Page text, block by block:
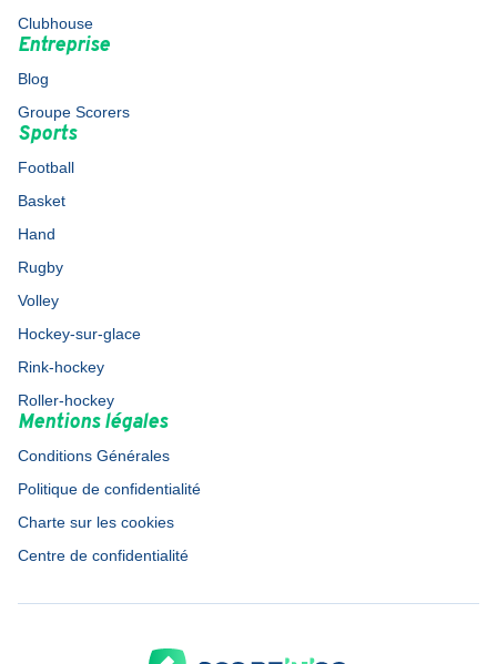
Clubhouse
Entreprise
Blog
Groupe Scorers
Sports
Football
Basket
Hand
Rugby
Volley
Hockey-sur-glace
Rink-hockey
Roller-hockey
Mentions légales
Conditions Générales
Politique de confidentialité
Charte sur les cookies
Centre de confidentialité